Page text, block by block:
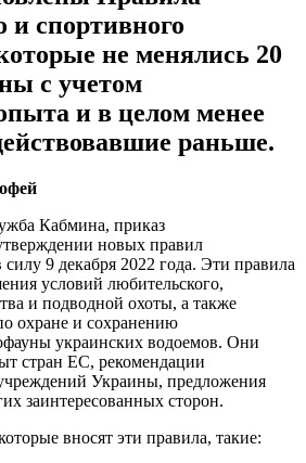
и спортивного
не менялись 20
с учетом
и в целом менее
раньше.
Кабмина, приказ
новых правил
9 декабря 2022 года. Эти правила
условий любительского,
и подводной охоты, а также
охране и сохранению
украинских водоемов. Они
стран ЕС, рекомендации
Украины, предложения
заинтересованных сторон.
вносят эти правила, такие: